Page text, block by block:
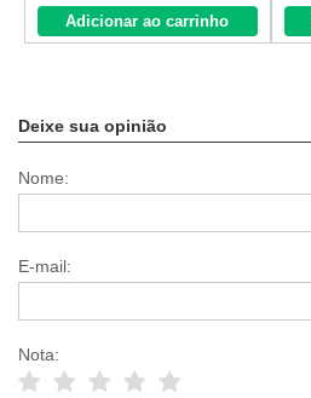
Adicionar ao carrinho
Deixe sua opinião
Nome:
E-mail:
Nota: